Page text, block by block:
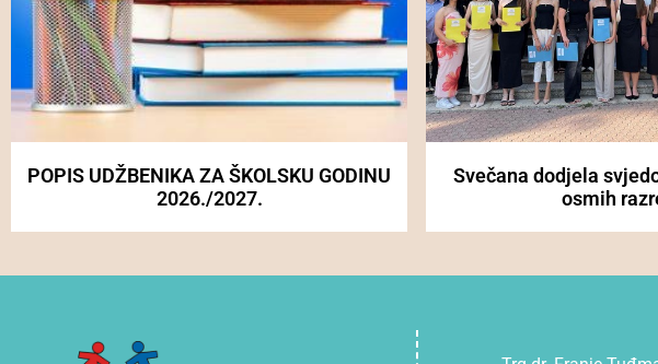
POPIS UDŽBENIKA ZA ŠKOLSKU GODINU
2026./2027.
Svečana dodjela
osmih